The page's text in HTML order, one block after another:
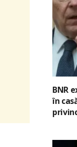
BNR
în